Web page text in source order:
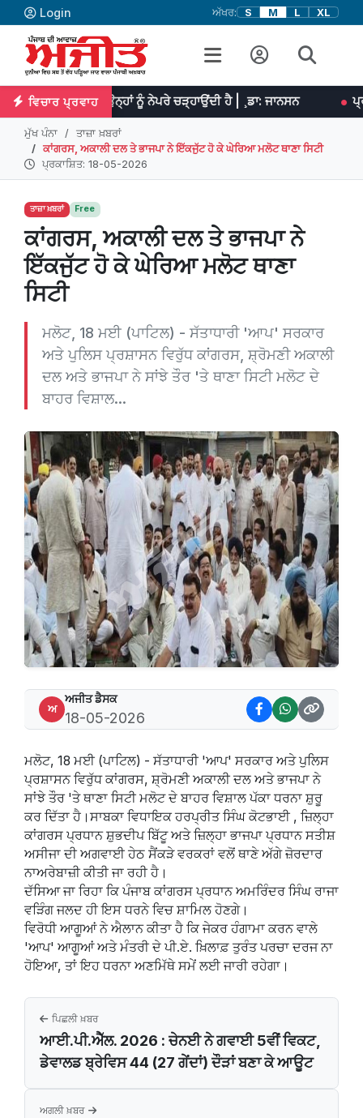
Login ਅੱਖਰ: S M L XL
ਵਿਚਾਰ ਪ੍ਰਵਾਹ
ਉਨ੍ਹਾਂ ਨੂੰ ਨੇਪਰੇ ਚੜ੍ਹਾਉਂਦੀ ਹੈ | ¸ਡਾ: ਜਾਨਸਨ ਪ੍ਰਤਿਭਾ ਮਹਾਨ
ਮੁੱਖ ਪੰਨਾ
ਤਾਜ਼ਾ ਖ਼ਬਰਾਂ
ਕਾਂਗਰਸ, ਅਕਾਲੀ ਦਲ ਤੇ ਭਾਜਪਾ ਨੇ ਇੱਕਜੁੱਟ ਹੋ ਕੇ ਘੇਰਿਆ ਮਲੋਟ ਥਾਣਾ ਸਿਟੀ
ਪ੍ਰਕਾਸ਼ਿਤ: 18-05-2026
ਤਾਜ਼ਾ ਖ਼ਬਰਾਂ Free
ਕਾਂਗਰਸ, ਅਕਾਲੀ ਦਲ ਤੇ ਭਾਜਪਾ ਨੇ
ਇੱਕਜੁੱਟ ਹੋ ਕੇ ਘੇਰਿਆ ਮਲੋਟ ਥਾਣਾ
ਸਿਟੀ
ਮਲੋਟ, 18 ਮਈ (ਪਾਟਿਲ) - ਸੱਤਾਧਾਰੀ 'ਆਪ' ਸਰਕਾਰ
ਅਤੇ ਪੁਲਿਸ ਪ੍ਰਸ਼ਾਸਨ ਵਿਰੁੱਧ ਕਾਂਗਰਸ, ਸ਼੍ਰੋਮਣੀ ਅਕਾਲੀ
ਦਲ ਅਤੇ ਭਾਜਪਾ ਨੇ ਸਾਂਝੇ ਤੌਰ 'ਤੇ ਥਾਣਾ ਸਿਟੀ ਮਲੋਟ ਦੇ
ਬਾਹਰ ਵਿਸ਼ਾਲ...
ਅ
ਅਜੀਤ ਡੈਸਕ
18-05-2026
ਮਲੋਟ, 18 ਮਈ (ਪਾਟਿਲ) - ਸੱਤਾਧਾਰੀ 'ਆਪ' ਸਰਕਾਰ ਅਤੇ ਪੁਲਿਸ
ਪ੍ਰਸ਼ਾਸਨ ਵਿਰੁੱਧ ਕਾਂਗਰਸ, ਸ਼੍ਰੋਮਣੀ ਅਕਾਲੀ ਦਲ ਅਤੇ ਭਾਜਪਾ ਨੇ
ਸਾਂਝੇ ਤੌਰ 'ਤੇ ਥਾਣਾ ਸਿਟੀ ਮਲੋਟ ਦੇ ਬਾਹਰ ਵਿਸ਼ਾਲ ਪੱਕਾ ਧਰਨਾ ਸ਼ੁਰੂ
ਕਰ ਦਿੱਤਾ ਹੈ।ਸਾਬਕਾ ਵਿਧਾਇਕ ਹਰਪ੍ਰੀਤ ਸਿੰਘ ਕੋਟਭਾਈ , ਜ਼ਿਲ੍ਹਾ
ਕਾਂਗਰਸ ਪ੍ਰਧਾਨ ਸ਼ੁਭਦੀਪ ਬਿੱਟੂ ਅਤੇ ਜ਼ਿਲ੍ਹਾ ਭਾਜਪਾ ਪ੍ਰਧਾਨ ਸਤੀਸ਼
ਅਸੀਜਾ ਦੀ ਅਗਵਾਈ ਹੇਠ ਸੈਂਕੜੇ ਵਰਕਰਾਂ ਵਲੋਂ ਥਾਣੇ ਅੱਗੇ ਜ਼ੋਰਦਾਰ
ਨਾਅਰੇਬਾਜ਼ੀ ਕੀਤੀ ਜਾ ਰਹੀ ਹੈ।
ਦੱਸਿਆ ਜਾ ਰਿਹਾ ਕਿ ਪੰਜਾਬ ਕਾਂਗਰਸ ਪ੍ਰਧਾਨ ਅਮਰਿੰਦਰ ਸਿੰਘ ਰਾਜਾ
ਵੜਿੰਗ ਜਲਦ ਹੀ ਇਸ ਧਰਨੇ ਵਿਚ ਸ਼ਾਮਿਲ ਹੋਣਗੇ।
ਵਿਰੋਧੀ ਆਗੂਆਂ ਨੇ ਐਲਾਨ ਕੀਤਾ ਹੈ ਕਿ ਜੇਕਰ ਹੰਗਾਮਾ ਕਰਨ ਵਾਲੇ
'ਆਪ' ਆਗੂਆਂ ਅਤੇ ਮੰਤਰੀ ਦੇ ਪੀ.ਏ. ਖ਼ਿਲਾਫ਼ ਤੁਰੰਤ ਪਰਚਾ ਦਰਜ ਨਾ
ਹੋਇਆ, ਤਾਂ ਇਹ ਧਰਨਾ ਅਣਮਿੱਥੇ ਸਮੇਂ ਲਈ ਜਾਰੀ ਰਹੇਗਾ।
ਪਿਛਲੀ ਖ਼ਬਰ
ਆਈ.ਪੀ.ਐੱਲ. 2026 : ਚੇਨਈ ਨੇ ਗਵਾਈ 5ਵੀਂ ਵਿਕਟ,
ਡੇਵਾਲਡ ਬ੍ਰੇਵਿਸ 44 (27 ਗੇਂਦਾਂ) ਦੌੜਾਂ ਬਣਾ ਕੇ ਆਊਟ
ਅਗਲੀ ਖ਼ਬਰ